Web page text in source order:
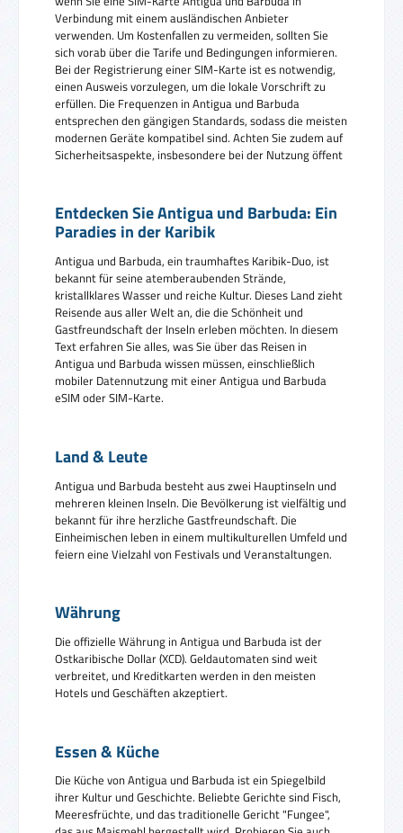
Verbindung mit einem ausländischen Anbieter
verwenden. Um Kostenfallen zu vermeiden, sollten Sie
sich vorab über die Tarife und Bedingungen informieren.
Bei der Registrierung einer SIM-Karte ist es notwendig,
einen Ausweis vorzulegen, um die lokale Vorschrift zu
erfüllen. Die Frequenzen in Antigua und Barbuda
entsprechen den gängigen Standards, sodass die meisten
modernen Geräte kompatibel sind. Achten Sie zudem auf
Sicherheitsaspekte, insbesondere bei der Nutzung öffent
Entdecken Sie Antigua und Barbuda: Ein
Paradies in der Karibik
Antigua und Barbuda, ein traumhaftes Karibik-Duo, ist
bekannt für seine atemberaubenden Strände,
kristallklares Wasser und reiche Kultur. Dieses Land zieht
Reisende aus aller Welt an, die die Schönheit und
Gastfreundschaft der Inseln erleben möchten. In diesem
Text erfahren Sie alles, was Sie über das Reisen in
Antigua und Barbuda wissen müssen, einschließlich
mobiler Datennutzung mit einer Antigua und Barbuda
eSIM oder SIM-Karte.
Land & Leute
Antigua und Barbuda besteht aus zwei Hauptinseln und
mehreren kleinen Inseln. Die Bevölkerung ist vielfältig und
bekannt für ihre herzliche Gastfreundschaft. Die
Einheimischen leben in einem multikulturellen Umfeld und
feiern eine Vielzahl von Festivals und Veranstaltungen.
Währung
Die offizielle Währung in Antigua und Barbuda ist der
Ostkaribische Dollar (XCD). Geldautomaten sind weit
verbreitet, und Kreditkarten werden in den meisten
Hotels und Geschäften akzeptiert.
Essen & Küche
Die Küche von Antigua und Barbuda ist ein Spiegelbild
ihrer Kultur und Geschichte. Beliebte Gerichte sind Fisch,
Meeresfrüchte, und das traditionelle Gericht "Fungee",